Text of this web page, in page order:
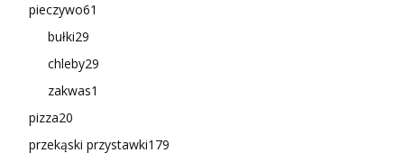
pieczywo61
bułki29
chleby29
zakwas1
pizza20
przekąski przystawki179